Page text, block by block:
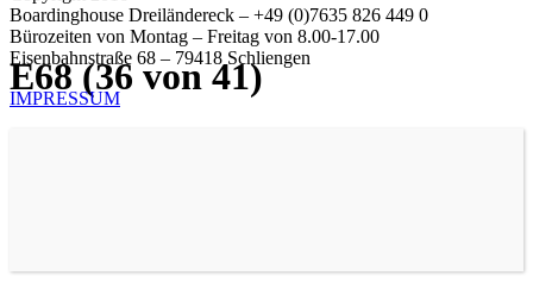
E68 (36 von 41)
Boardinghouse Dreiländereck – +49 (0)7635 826 449 0
Bürozeiten von Montag – Freitag von 8.00-17.00
Eisenbahnstraße 68 – 79418 Schliengen
IMPRESSUM